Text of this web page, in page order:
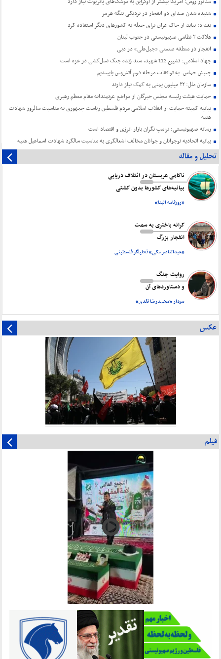
شنیده شدن صدای دو انفجار در نزدیکی تنگه هرمز
بغداد: نباید از خاک عراق برای حمله به کشورهای دیگر استفاده کرد
هلاکت ۲ نظامی صهیونیستی در جنوب لبنان
انفجار در منطقه صنعتی «جبل‌علی» در دبی
جهاد اسلامی: تشییع 112 شهید، سند زنده جنگ نسل‌کشی در غزه است
جنبش حماس: به توافقات مرحله دوم آتش‌بس پایبندیم
سازمان ملل: ۲۲ میلیون یمنی به کمک نیاز دارند
حمایت هیئت رئیسه مجلس خبرگان از مواضع عزتمندانه مقام معظم رهبری
بیانیه کمیته حمایت از انقلاب اسلامی مردم فلسطین ریاست جمهوری به مناسبت سالروز شهادت
هنیه
رسانه صهیونیستی: ترامپ نگران بازار انرژی و اقتصاد است
بیانیه اتحادیه نوجوانان و جوانان مخالف اشغالگری به مناسبت سالگرد شهادت اسماعیل هنیه
تحلیل و مقاله
ناکامی عربستان در ائتلاف دریایی
بیانیه‌های کشورها بدون کشتی
«روزنامه البنا»
کرانه باختری به سمت
انفجار بزرگ
«عبدالناصر مکی» تحلیلگر فلسطینی
روایت جنگ
و دستاورد‌های آن
سردار «محمدرضا نقدی»
عکس
فیلم